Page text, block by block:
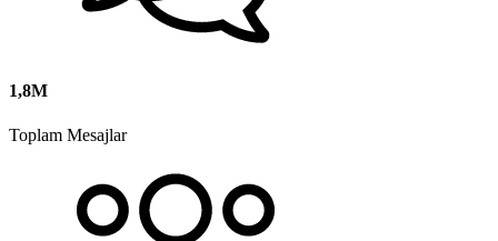
1,8M
Toplam Mesajlar